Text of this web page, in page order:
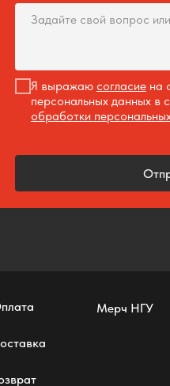
Я выражаю согласие на
персональных данных в
обработки
Мерч НГУ